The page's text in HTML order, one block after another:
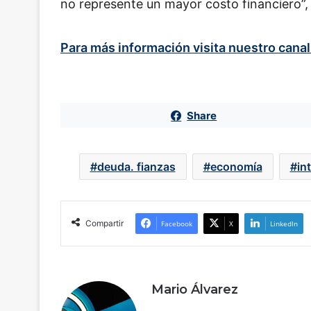
no represente un mayor costo financiero”,
Para más información visita nuestro
Share
deuda. fianzas economía
Compartir Facebook X LinkedIn
Mario Álvarez